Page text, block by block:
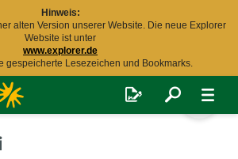
Hinweis:
alten Version unserer Website. Die neue Explorer
Website ist unter
www.explorer.de
gespeicherte Lesezeichen und Bookmarks.